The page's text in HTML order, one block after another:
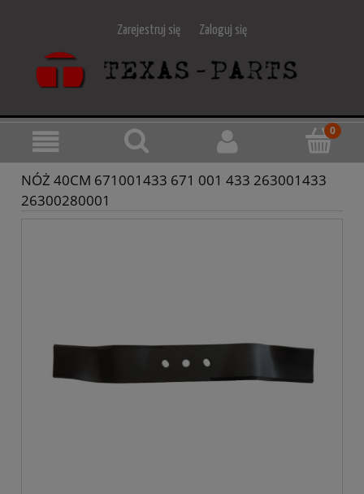
Zarejestruj się Zaloguj się
NÓŻ 40CM 671001433 671 001 433 263001433
26300280001